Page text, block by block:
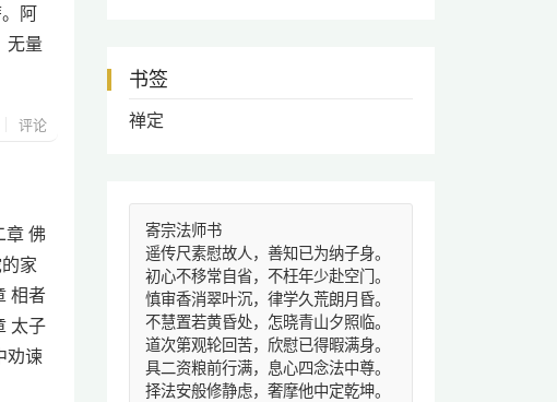
阿
无量
评论
章 佛
家
相者
太子
劝谏
书签
禅定
寄宗法师书
遥传尺素慰故人，善知已为纳子身。
初心不移常自省，不枉年少赴空门。
慎审香消翠叶沉，律学久荒朗月昏。
不慧置若黄昏处，怎晓青山夕照临。
道次第观轮回苦，欣慰已得暇满身。
具二资粮前行满，息心四念法中尊。
择法安般修静虑，奢摩他中定乾坤。